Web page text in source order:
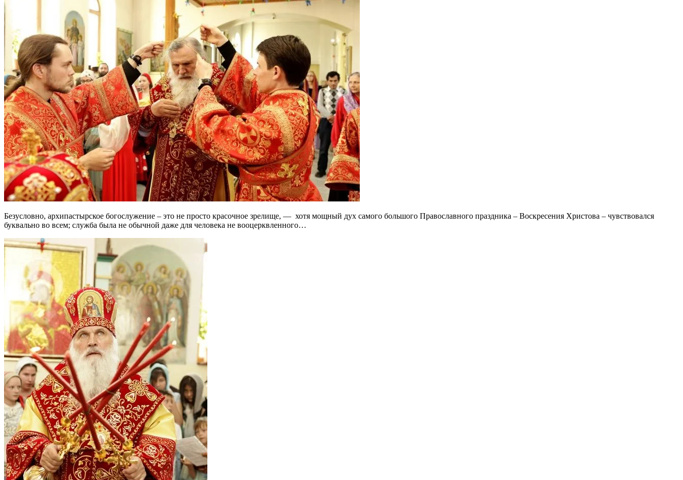
Безусловно, архипастырское богослужение – это не просто красочное зрелище, — хотя мощный дух самого большого Православного праздника – Воскресения Христова – чувствовался
буквально во всем; служба была не обычной даже для человека не вооцерквленного…